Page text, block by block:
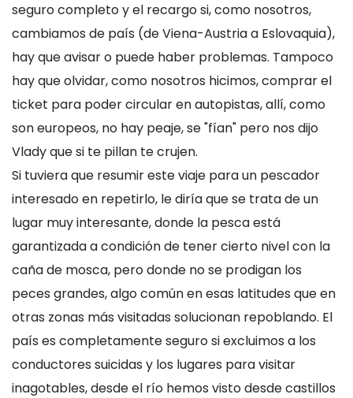
seguro completo y el recargo si, como nosotros,
cambiamos de país (de Viena-Austria a Eslovaquia),
hay que avisar o puede haber problemas. Tampoco
hay que olvidar, como nosotros hicimos, comprar el
ticket para poder circular en autopistas, allí, como
son europeos, no hay peaje, se "fían" pero nos dijo
Vlady que si te pillan te crujen.
Si tuviera que resumir este viaje para un pescador
interesado en repetirlo, le diría que se trata de un
lugar muy interesante, donde la pesca está
garantizada a condición de tener cierto nivel con la
caña de mosca, pero donde no se prodigan los
peces grandes, algo común en esas latitudes que en
otras zonas más visitadas solucionan repoblando. El
país es completamente seguro si excluimos a los
conductores suicidas y los lugares para visitar
inagotables, desde el río hemos visto desde castillos